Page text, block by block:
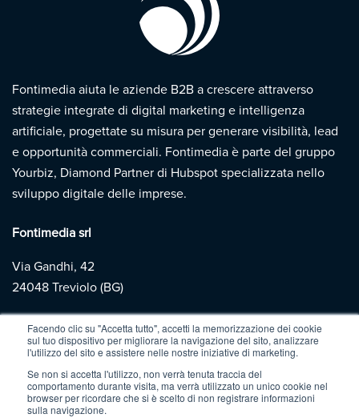
Facendo clic su "Accetta tutto", accetti la memorizzazione dei cookie
sul tuo dispositivo per migliorare la navigazione del sito, analizzare
l'utilizzo del sito e assistere nelle nostre iniziative di marketing.
Se non si accetta l'utilizzo, non verrà tenuta traccia del
comportamento durante visita, ma verrà utilizzato un unico cookie nel
browser per ricordare che si è scelto di non registrare informazioni
sulla navigazione.
Fontimedia aiuta le aziende B2B a crescere attraverso
strategie integrate di digital marketing e intelligenza
artificiale, progettate su misura per generare visibilità, lead
e opportunità commerciali. Fontimedia è parte del gruppo
Yourbiz, Diamond Partner di Hubspot specializzata nello
sviluppo digitale delle imprese.
Fontimedia srl
Via Gandhi, 42
24048 Treviolo (BG)
+39035 432 7284
Copyright 2026 | Fontimedia |P.IVA: 03997730167 |
Policy|Cookie Policy